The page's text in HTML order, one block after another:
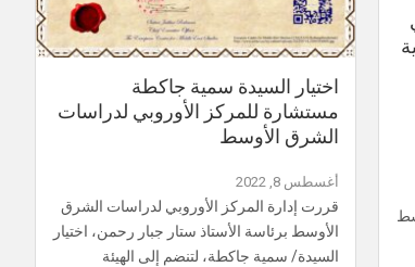
اختيار السيدة سمية جاكطة
مستشارة للمركز الأوروبي لدراسات
الشرق الأوسط
أغسطس 8, 2022
قررت إدارة المركز الأوروبي لدراسات الشرق
الأوسط برئاسة الأستاذ ستار جبار رحمن، اختيار
السيدة/ سمية جاكطة، لتنضم إلى الهيئة